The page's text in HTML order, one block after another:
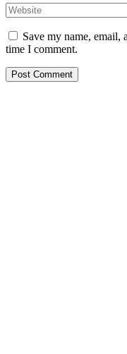
Save my name, email,
time I comment.